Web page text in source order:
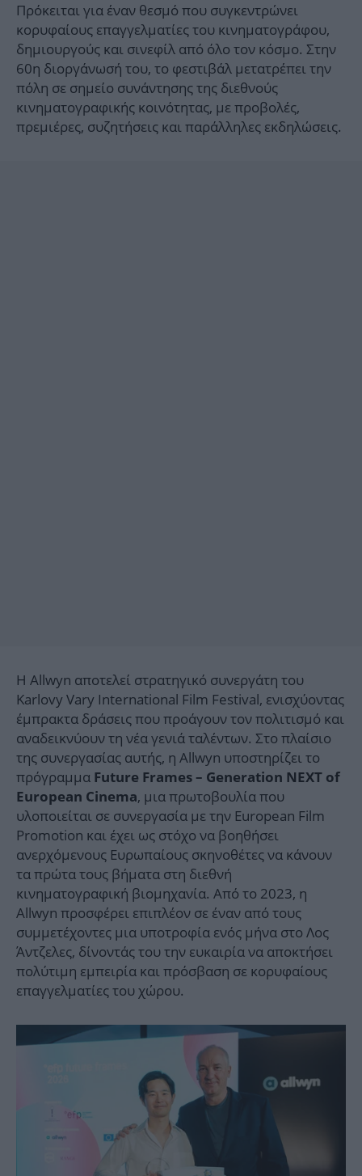
Πρόκειται για έναν θεσμό που συγκεντρώνει
κορυφαίους επαγγελματίες του κινηματογράφου,
δημιουργούς και σινεφίλ από όλο τον κόσμο. Στην
60η διοργάνωσή του, το φεστιβάλ μετατρέπει την
πόλη σε σημείο συνάντησης της διεθνούς
κινηματογραφικής κοινότητας, με προβολές,
πρεμιέρες, συζητήσεις και παράλληλες εκδηλώσεις.
Η Allwyn αποτελεί στρατηγικό συνεργάτη του
Karlovy Vary International Film Festival, ενισχύοντας
έμπρακτα δράσεις που προάγουν τον πολιτισμό και
αναδεικνύουν τη νέα γενιά ταλέντων. Στο πλαίσιο
της συνεργασίας αυτής, η Allwyn υποστηρίζει το
πρόγραμμα Future Frames – Generation NEXT of
European Cinema, μια πρωτοβουλία που
υλοποιείται σε συνεργασία με την European Film
Promotion και έχει ως στόχο να βοηθήσει
ανερχόμενους Ευρωπαίους σκηνοθέτες να κάνουν
τα πρώτα τους βήματα στη διεθνή
κινηματογραφική βιομηχανία. Από το 2023, η
Allwyn προσφέρει επιπλέον σε έναν από τους
συμμετέχοντες μια υποτροφία ενός μήνα στο Λος
Άντζελες, δίνοντάς του την ευκαιρία να αποκτήσει
πολύτιμη εμπειρία και πρόσβαση σε κορυφαίους
επαγγελματίες του χώρου.